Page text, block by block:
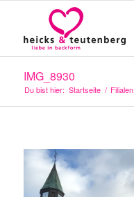
IMG_8930
Du bist hier: Startseite / Filialen